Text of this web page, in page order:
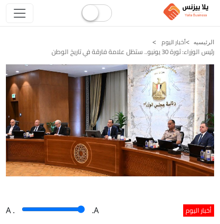
الرئيسيه أخبار اليوم
رئيس الوزراء: ثورة 30 يونيو.. ستظل علامة فارقة في تاريخ الوطن
أخبار اليوم A . .A